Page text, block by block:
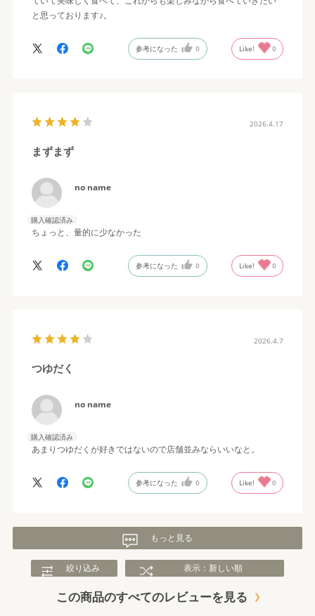
と思っております♪。
参考になった 0 Like! 0
2026.4.17
まずまず
no name
購入確認済み
ちょっと、量的に少なかった
参考になった 0 Like! 0
2026.4.7
つゆだく
no name
購入確認済み
あまりつゆだくが好きではないので店舗並みならいいなと。
参考になった 0 Like! 0
もっと見る
絞り込み 表示：新しい順
この商品のすべてのレビューを見る